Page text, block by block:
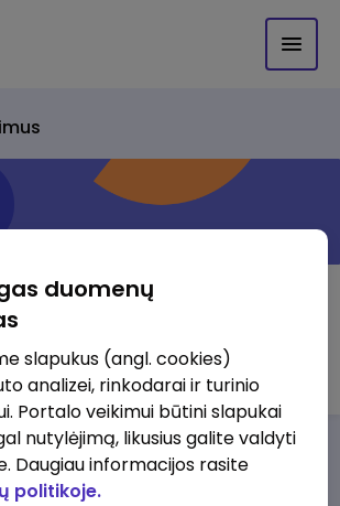
Apie musPrivalumai
duomenų
slapukus (angl. cookies)
analizei, rinkodarai ir turinio
Portalo veikimui būtini slapukai
nutylėjimą, likusius galite valdyti
Daugiau informacijos rasite
politikoje.